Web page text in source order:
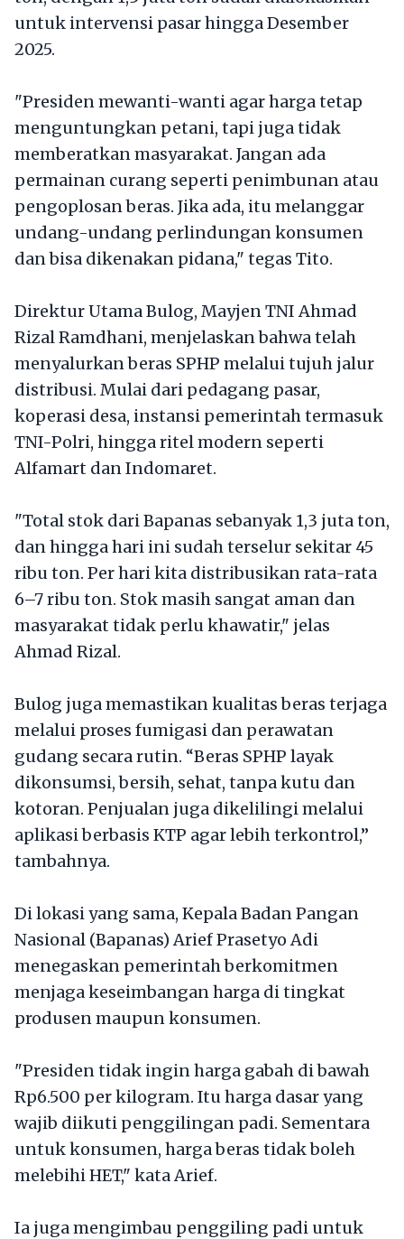
untuk intervensi pasar hingga Desember
2025.
"Presiden mewanti-wanti agar harga tetap
menguntungkan petani, tapi juga tidak
memberatkan masyarakat. Jangan ada
permainan curang seperti penimbunan atau
pengoplosan beras. Jika ada, itu melanggar
undang-undang perlindungan konsumen
dan bisa dikenakan pidana," tegas Tito.
Direktur Utama Bulog, Mayjen TNI Ahmad
Rizal Ramdhani, menjelaskan bahwa telah
menyalurkan beras SPHP melalui tujuh jalur
distribusi. Mulai dari pedagang pasar,
koperasi desa, instansi pemerintah termasuk
TNI-Polri, hingga ritel modern seperti
Alfamart dan Indomaret.
"Total stok dari Bapanas sebanyak 1,3 juta ton,
dan hingga hari ini sudah terselur sekitar 45
ribu ton. Per hari kita distribusikan rata-rata
6–7 ribu ton. Stok masih sangat aman dan
masyarakat tidak perlu khawatir," jelas
Ahmad Rizal.
Bulog juga memastikan kualitas beras terjaga
melalui proses fumigasi dan perawatan
gudang secara rutin. “Beras SPHP layak
dikonsumsi, bersih, sehat, tanpa kutu dan
kotoran. Penjualan juga dikelilingi melalui
aplikasi berbasis KTP agar lebih terkontrol,”
tambahnya.
Di lokasi yang sama, Kepala Badan Pangan
Nasional (Bapanas) Arief Prasetyo Adi
menegaskan pemerintah berkomitmen
menjaga keseimbangan harga di tingkat
produsen maupun konsumen.
"Presiden tidak ingin harga gabah di bawah
Rp6.500 per kilogram. Itu harga dasar yang
wajib diikuti penggilingan padi. Sementara
untuk konsumen, harga beras tidak boleh
melebihi HET," kata Arief.
Ia juga mengimbau penggiling padi untuk